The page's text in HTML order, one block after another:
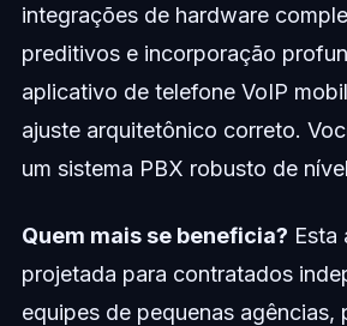
integrações de hardware
preditivos e incorporação
aplicativo de telefone VoIP
ajuste arquitetônico correto.
um sistema PBX robusto de
Quem mais se beneficia? Esta
projetada para contratados
equipes de pequenas agências,